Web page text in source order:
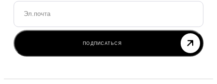
Email
ПОДПИСАТЬСЯ